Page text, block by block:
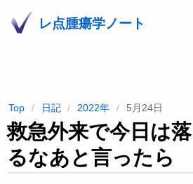
レ点腫瘍学ノート
Top 日記 2022年 5月24日
救急外来で今日は
るなあと言ったら